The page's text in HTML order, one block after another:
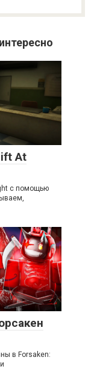
At
с помощью
в Forsaken: